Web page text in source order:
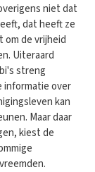
niet dat
dat heeft ze
om de vrijheid
Uiteraard
streng
informatie over
kan
Maar daar
kiest de